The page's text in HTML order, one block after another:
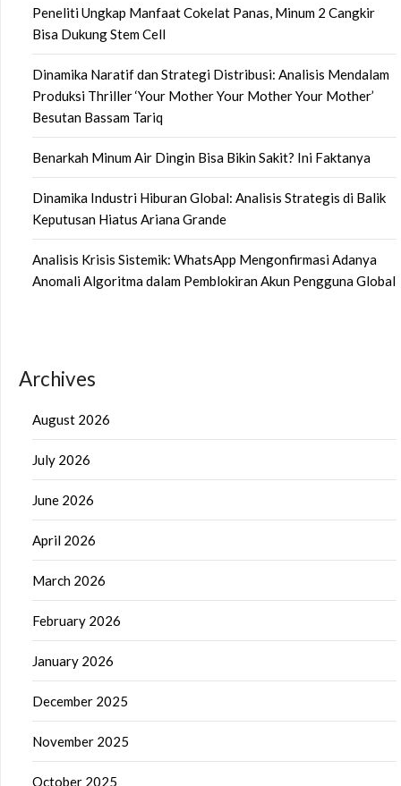
Peneliti Ungkap Manfaat Cokelat Panas, Minum 2 Cangkir
Bisa Dukung Stem Cell
Dinamika Naratif dan Strategi Distribusi: Analisis Mendalam
Produksi Thriller ‘Your Mother Your Mother Your Mother’
Besutan Bassam Tariq
Benarkah Minum Air Dingin Bisa Bikin Sakit? Ini Faktanya
Dinamika Industri Hiburan Global: Analisis Strategis di Balik
Keputusan Hiatus Ariana Grande
Analisis Krisis Sistemik: WhatsApp Mengonfirmasi Adanya
Anomali Algoritma dalam Pemblokiran Akun Pengguna Global
Archives
August 2026
July 2026
June 2026
April 2026
March 2026
February 2026
January 2026
December 2025
November 2025
October 2025